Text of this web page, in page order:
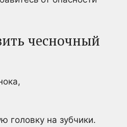
чесночный
головку на зубчики.